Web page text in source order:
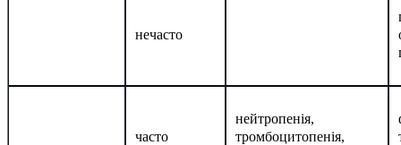
нечасто
часто
нейтропенія,
тромбоцитопенія,